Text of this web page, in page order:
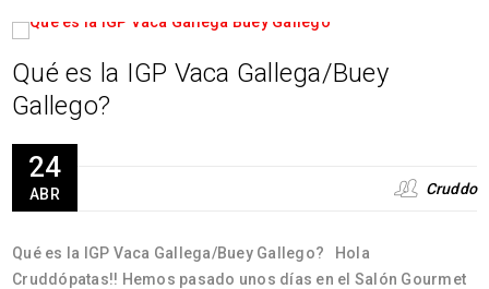
Qué es la IGP Vaca Gallega/Buey
Gallego?
24
ABR Cruddo
Qué es la IGP Vaca Gallega/Buey Gallego? Hola
Cruddópatas!! Hemos pasado unos días en el Salón Gourmet